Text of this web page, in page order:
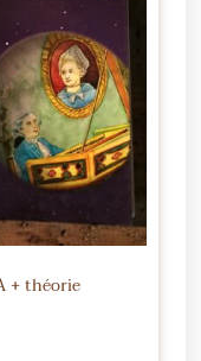
+ théorie